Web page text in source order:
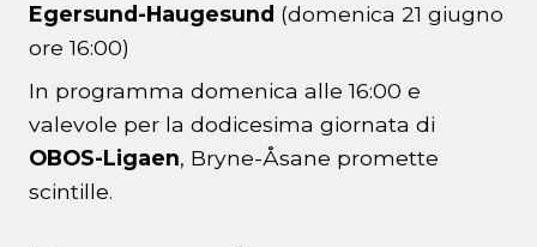
Egersund-Haugesund (domenica 21 giugno
ore 16:00)
In programma domenica alle 16:00 e
valevole per la dodicesima giornata di
OBOS-Ligaen, Bryne-Åsane promette
scintille.